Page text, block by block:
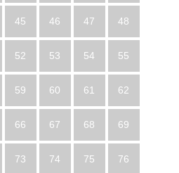
45 46 47 48
52 53 54 55
59 60 61 62
66 67 68 69
73 74 75 76